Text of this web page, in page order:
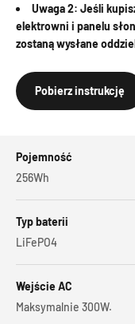
Uwaga 2: Jeśli
elektrowni i panelu
zostaną wysłane
Pobierz instrukcję
Pojemność
256Wh
Typ baterii
LiFePO4
Wejście AC
Maksymalnie 300W.